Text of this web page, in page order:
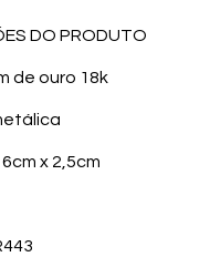
DO PRODUTO
de ouro 18k
x 2,5cm